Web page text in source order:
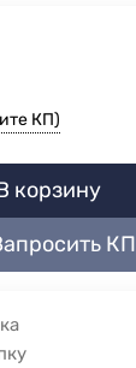
КП)
корзину
КП